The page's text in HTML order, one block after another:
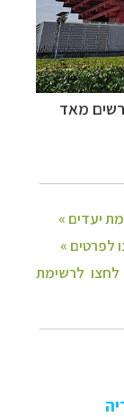
מאד